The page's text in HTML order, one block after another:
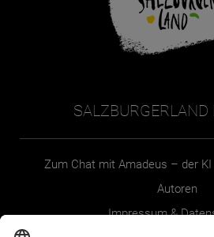
Zum Chat mit Amadeus – der KI
Autoren
Impressum &